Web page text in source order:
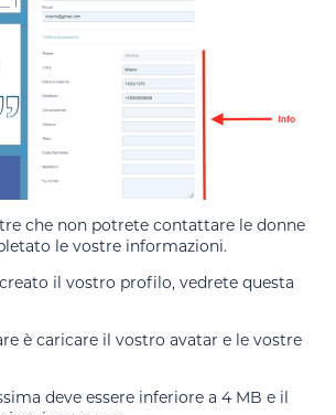
che non potrete contattare le donne
le vostre informazioni.
il vostro profilo, vedrete questa
è caricare il vostro avatar e le vostre
deve essere inferiore a 4 MB e il